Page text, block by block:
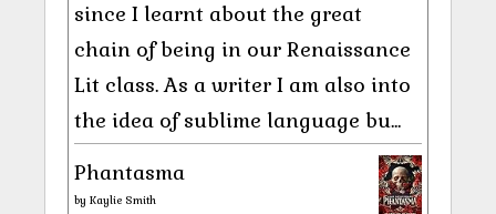
since I learnt about the great
chain of being in our Renaissance
Lit class. As a writer I am also into
the idea of sublime language bu...
Phantasma
by Kaylie Smith